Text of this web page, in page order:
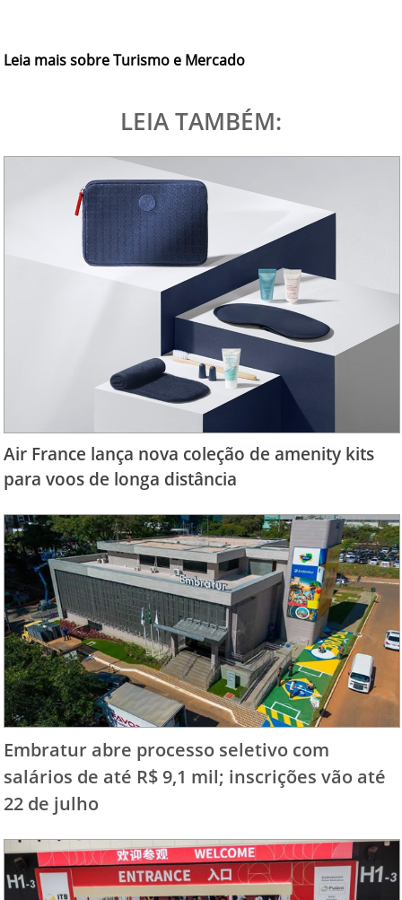
Leia mais sobre Turismo e Mercado
LEIA TAMBÉM:
Air France lança nova coleção de amenity kits
para voos de longa distância
Embratur abre processo seletivo com
salários de até R$ 9,1 mil; inscrições vão até
22 de julho